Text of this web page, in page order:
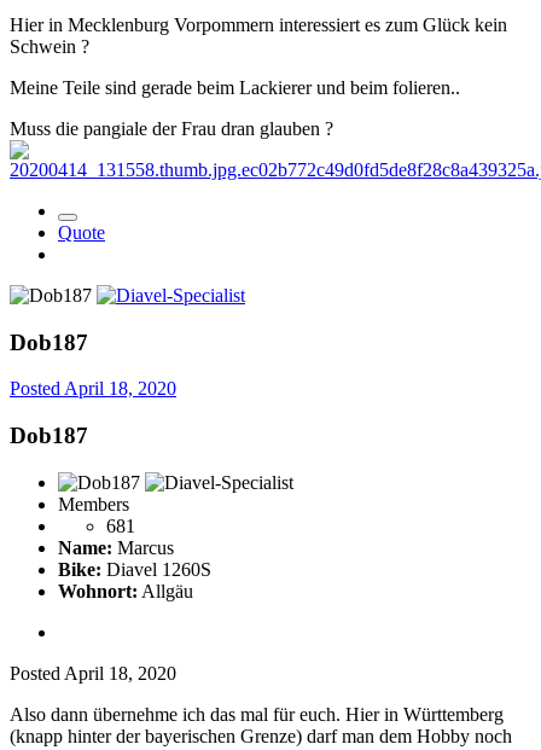
Hier in Mecklenburg Vorpommern interessiert es zum Glück kein
Schwein ?
Meine Teile sind gerade beim Lackierer und beim folieren..
Muss die pangiale der Frau dran glauben ?
Quote
Dob187
Posted April 18, 2020
Dob187
Members
681
Name: Marcus
Bike: Diavel 1260S
Wohnort: Allgäu
Posted April 18, 2020
Also dann übernehme ich das mal für euch. Hier in Württemberg
(knapp hinter der bayerischen Grenze) darf man dem Hobby noch